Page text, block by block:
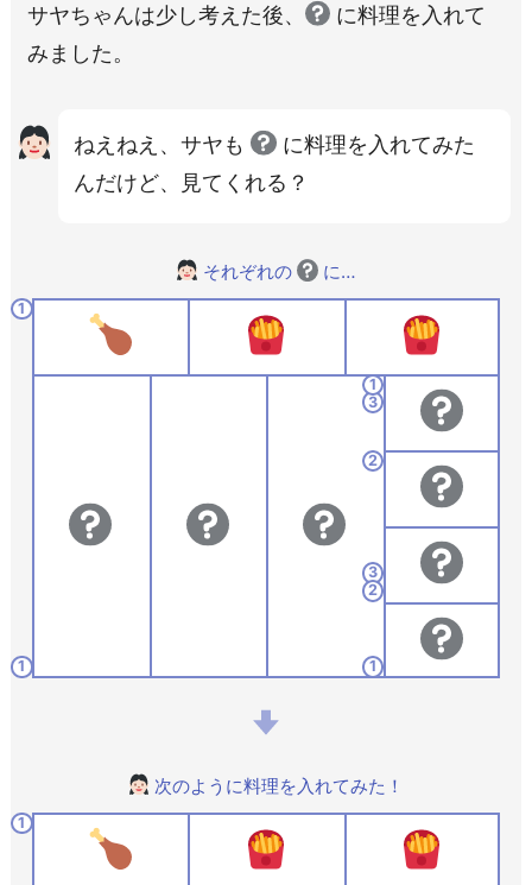
サヤちゃんは少し考えた後、
に料理を入れて
みました。
ねえねえ、サヤも
に料理を入れてみた
んだけど、見てくれる？
それぞれの に…
1
1
1
3
2
2
3
1
次のように料理を入れてみた！
1